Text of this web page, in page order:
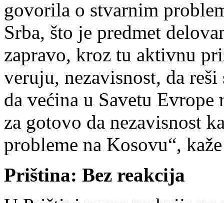
govorila o stvarnim
Srba, što je predmet
zapravo, kroz tu aktivnu
veruju, nezavisnost, da
da većina u Savetu
za gotovo da nezavisnost
probleme na Kosovu“,
Priština: Bez reakcija